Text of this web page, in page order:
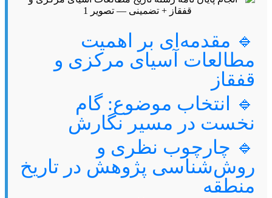
🔹 مقدمه‌ای بر اهمیت
مطالعات آسیای مرکزی و
قفقاز
🔹 انتخاب موضوع: گام
نخست در مسیر نگارش
🔹 چارچوب نظری و
روش‌شناسی پژوهش در تاریخ
منطقه